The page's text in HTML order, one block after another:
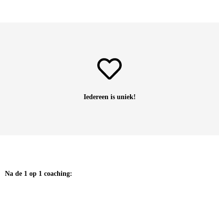
Iedereen is uniek!
Na de 1 op 1 coaching: